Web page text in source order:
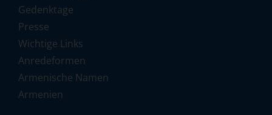
Gedenktage
Presse
Wichtige Links
Anredeformen
Armenische Namen
Armenien